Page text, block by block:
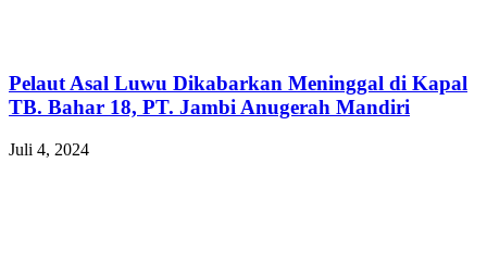
Pelaut Asal Luwu Dikabarkan Meninggal di Kapal
TB. Bahar 18, PT. Jambi Anugerah Mandiri
Juli 4, 2024